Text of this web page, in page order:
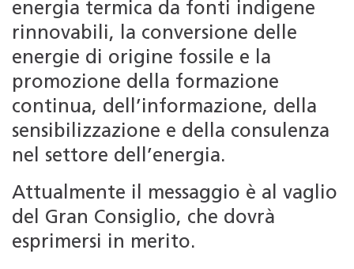
energia termica da fonti indigene
rinnovabili, la conversione delle
energie di origine fossile e la
promozione della formazione
continua, dell’informazione, della
sensibilizzazione e della consulenza
nel settore dell’energia.
Attualmente il messaggio è al vaglio
del Gran Consiglio, che dovrà
esprimersi in merito.